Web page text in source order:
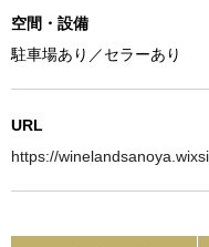
空間・設備
駐車場あり／セラーあり
URL
https://